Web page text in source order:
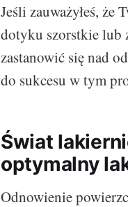
Jeśli zauważyłeś,
dotyku szorstkie lub
zastanowić się nad
do sukcesu w tym
Świat
optymalny
Odnowienie